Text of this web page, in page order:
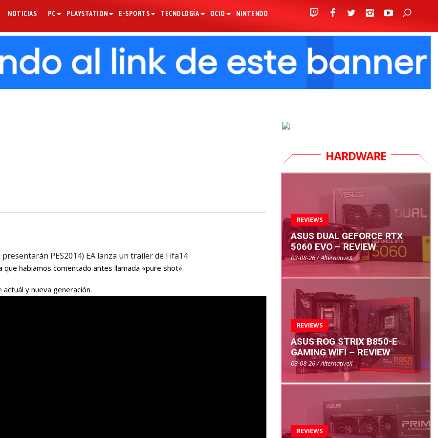
NOTICIAS PC PLAYSTATION E-SPORTS TECNOLOGÍA OCIO NINTENDO
PES2014) EA lanza un trailer de Fifa14
habiamos comentado antes llamada «pure shot».
y nueva generación.
HARDWARE
REVIEWS
ASUS DUAL GEFORCE RTX
5060 EVO – REVIEW
03-08-26 / AlternativeX
REVIEWS
ASUS ROG STRIX B850-E
GAMING WIFI – REVIEW
03-08-26 / AlternativeX
REVIEWS